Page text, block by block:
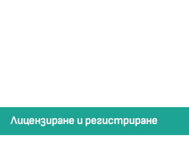
Лицензиране и регистриране